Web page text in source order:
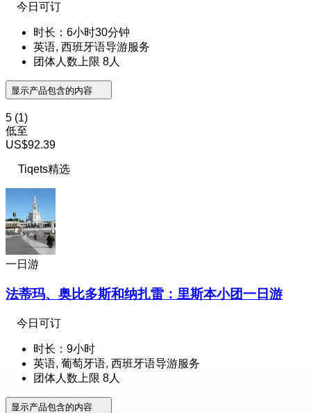
今日可订
时长：6小时30分钟
英语, 西班牙语导游服务
团体人数上限 8人
显示产品包含的内容
5 (1)
低至
US$92.39
Tiqets精选
一日游
法蒂玛、奥比多斯和纳扎雷：里斯本小团一日游
今日可订
时长：9小时
英语, 葡萄牙语, 西班牙语导游服务
团体人数上限 8人
显示产品包含的内容